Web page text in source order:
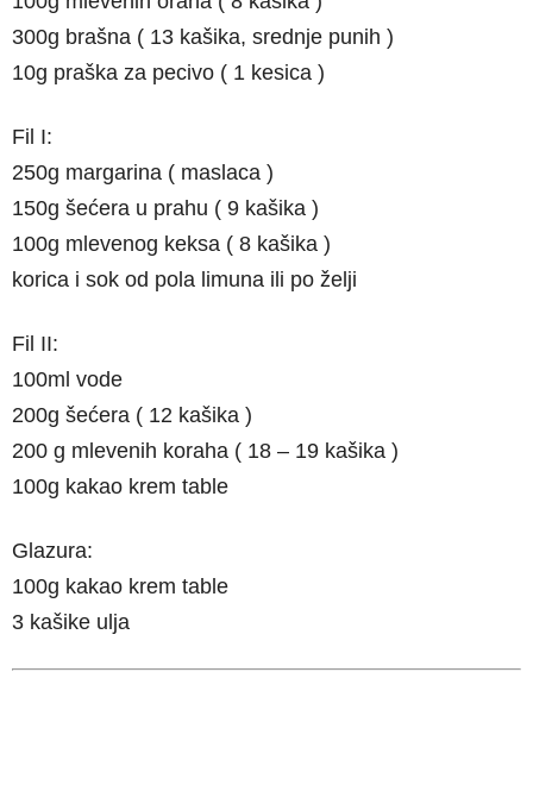
300g brašna ( 13 kašika, srednje punih )
10g praška za pecivo ( 1 kesica )
Fil I:
250g margarina ( maslaca )
150g šećera u prahu ( 9 kašika )
100g mlevenog keksa ( 8 kašika )
korica i sok od pola limuna ili po želji
Fil II:
100ml vode
200g šećera ( 12 kašika )
200 g mlevenih koraha ( 18 – 19 kašika )
100g kakao krem table
Glazura:
100g kakao krem table
3 kašike ulja